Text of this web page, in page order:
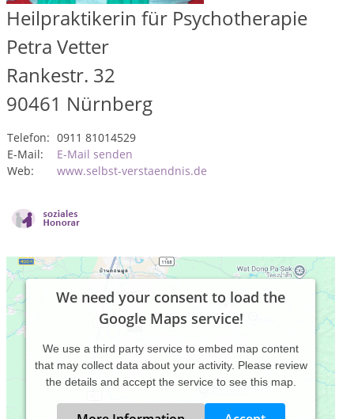
Heilpraktikerin für Psychotherapie
Petra Vetter
Rankestr. 32
90461 Nürnberg
Telefon: 0911 81014529
E-Mail:
E-Mail senden
Web:
www.selbst-verstaendnis.de
We need your consent to load the
Google Maps service!
We use a third party service to embed map content
that may collect data about your activity. Please review
the details and accept the service to see this map.